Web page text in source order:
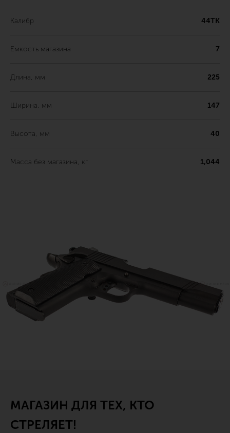
Калибр 44ТК
Емкость магазина 7
Длина, мм 225
Ширина, мм 147
Высота, мм 40
Масса без магазина, кг 1,044
МАГАЗИН ДЛЯ ТЕХ, КТО
СТРЕЛЯЕТ!